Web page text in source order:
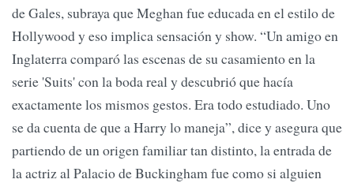
de Gales, subraya que Meghan fue educada en el estilo de
Hollywood y eso implica sensación y show. “Un amigo en
Inglaterra comparó las escenas de su casamiento en la
serie 'Suits' con la boda real y descubrió que hacía
exactamente los mismos gestos. Era todo estudiado. Uno
se da cuenta de que a Harry lo maneja”, dice y asegura que
partiendo de un origen familiar tan distinto, la entrada de
la actriz al Palacio de Buckingham fue como si alguien